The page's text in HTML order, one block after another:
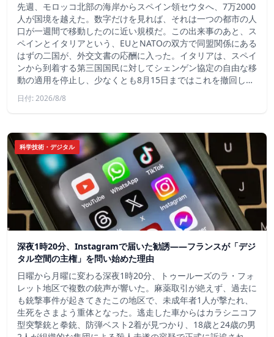
先週、モロッコ北部の海岸からスペイン領セウタへ、7万2000
人が国境を越えた。数字だけを見れば、それは一つの都市の人
口が一週間で移動したのに近い規模だ。この出来事のあと、ス
ペインとイタリアという、EUとNATOの双方で同盟関係にある
はずの二国が、外交文書の応酬に入った。イタリアは、スペイ
ンから到着する第三国国民に対してシェンゲン協定の自由な移
動の適用を停止し、少なくとも8月15日まではこれを撤回し…
日付: 2026/8/8
科学技術・デジタル
深夜1時20分、Instagramで届いた勧誘――フランスが「デジ
タル空間の主権」を問い始めた理由
日曜から月曜に変わる深夜1時20分、トゥールーズのラ・フォ
レット地区で複数の銃声が響いた。麻薬取引が絶えず、過去に
も銃撃事件が起きてきたこの地区で、未成年者1人が撃たれ、
生死をさまよう重体となった。逃走した車からはカラシニコフ
型突撃銃と拳銃、防弾ベスト2着が見つかり、18歳と24歳の男